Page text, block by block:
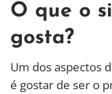
O que o
gosta?
Um dos aspectos
é gostar de ser o